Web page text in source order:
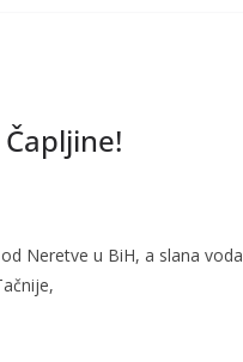
Neretve u BiH, a slana voda